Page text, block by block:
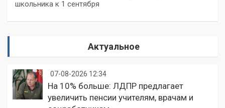
школьника к 1 сентября
Актуальное
07-08-2026 12:34
На 10% больше: ЛДПР предлагает
увеличить пенсии учителям, врачам и